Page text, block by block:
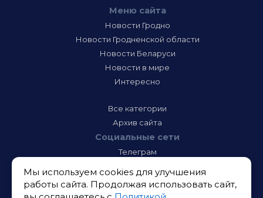
Меню сайта
Новости Гродно
Новости Гродненской области
Новости Беларуси
Новости в мире
Интересно
Все категории
Архив сайта
Социальные сети
Телеграм
Инстаграм
Тик-Ток
Мы используем cookies для улучшения
работы сайта. Продолжая использовать сайт,